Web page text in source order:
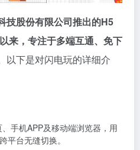
技股份有限公司推出的H5
来，专注于多端互通、免下
以下是对闪电玩的详细介
、手机APP及移动端浏览器，用
平台无缝切换。